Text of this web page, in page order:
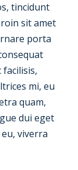
tincidunt
sit amet
porta
facilisis,
mi, eu
quam,
dui eget
viverra